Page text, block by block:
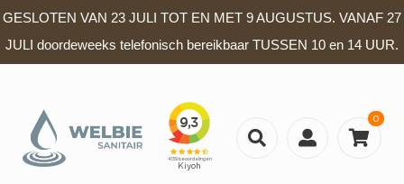
GESLOTEN VAN 23 JULI TOT EN MET 9 AUGUSTUS. VANAF 27
JULI doordeweeks telefonisch bereikbaar TUSSEN 10 en 14 UUR.
0